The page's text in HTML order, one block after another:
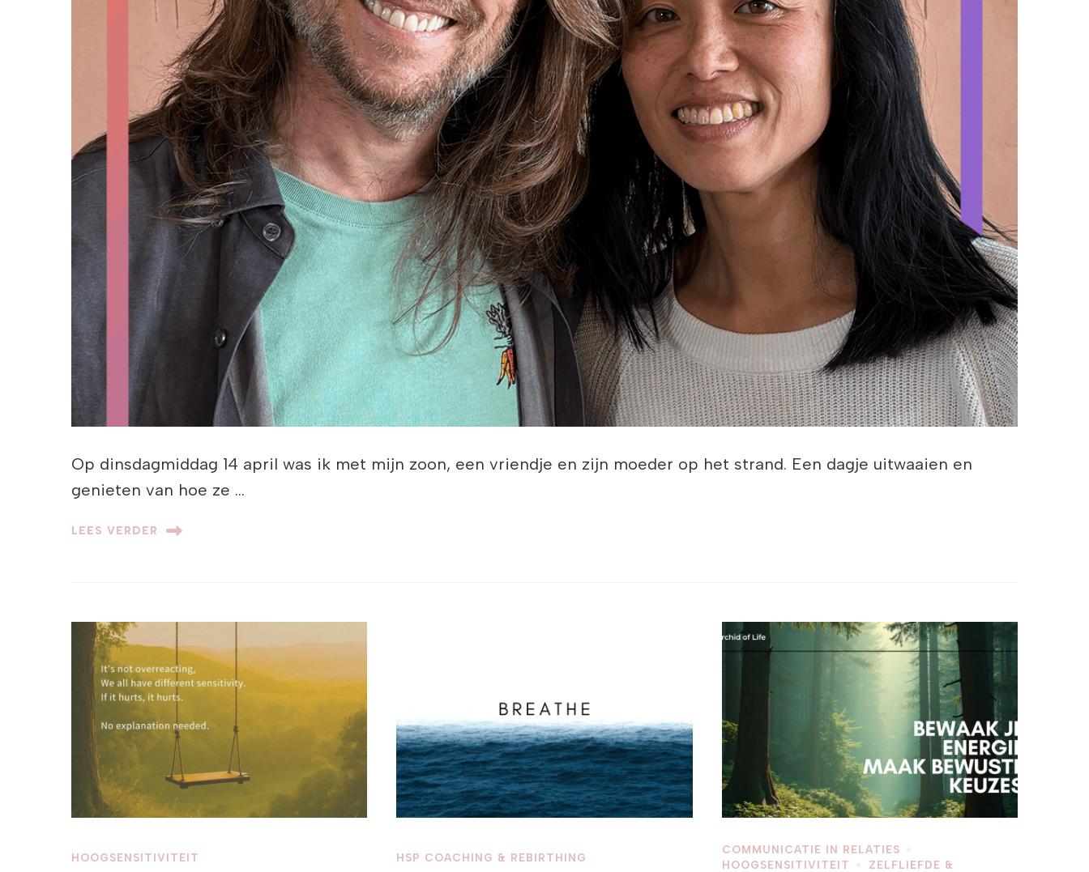
Op dinsdagmiddag 14 april was ik met mijn zoon, een vriendje en zijn moeder op het strand. Een dagje uitwaaien en
genieten van hoe ze …
LEES VERDER
HOOGSENSITIVITEIT HSP COACHING & REBIRTHING
COMMUNICATIE IN RELATIES
HOOGSENSITIVITEIT
ZELFLIEFDE &